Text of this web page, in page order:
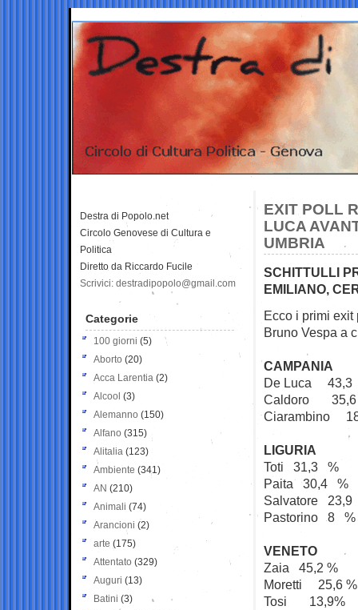
EXIT POLL
LUCA
UMBRIA
SCHITTULLI
EMILIANO,
Ecco i primi exit
Bruno Vespa a
CAMPANIA
De Luca 43,3
Caldoro 35,6
Ciarambino
LIGURIA
Toti 31,3 %
Paita 30,4 %
Salvatore
Pastorino 8 %
VENETO
Zaia 45,2 %
Moretti 25,6 %
Tosi 13,9%
Destra di Popolo.net
Circolo Genovese di Cultura e
Politica
Diretto da Riccardo Fucile
Scrivici: destradipopolo@gmail.com
Categorie
100 giorni (5)
Aborto (20)
Acca Larentia (2)
Alcool (3)
Alemanno (150)
Alfano (315)
Alitalia (123)
Ambiente (341)
AN (210)
Animali (74)
Arancioni (2)
arte (175)
Attentato (329)
Auguri (13)
Batini (3)